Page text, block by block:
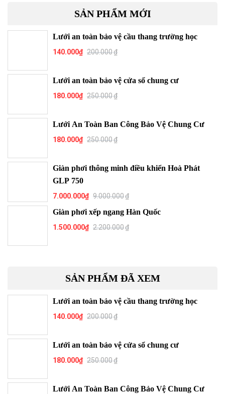
SẢN PHẨM MỚI
Lưới an toàn bảo vệ cầu thang trường học
140.000₫ 200.000₫
Lưới an toàn bảo vệ cửa sổ chung cư
180.000₫ 250.000₫
Lưới An Toàn Ban Công Bảo Vệ Chung Cư
180.000₫ 250.000₫
Giàn phơi thông minh điều khiển Hoà Phát
GLP 750
7.000.000₫ 9.000.000₫
Giàn phơi xếp ngang Hàn Quốc
1.500.000₫ 2.200.000₫
SẢN PHẨM ĐÃ XEM
Lưới an toàn bảo vệ cầu thang trường học
140.000₫ 200.000₫
Lưới an toàn bảo vệ cửa sổ chung cư
180.000₫ 250.000₫
Lưới An Toàn Ban Công Bảo Vệ Chung Cư